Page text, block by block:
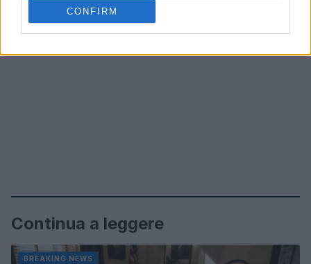
CONFIRM
Continua a leggere
BREAKING NEWS